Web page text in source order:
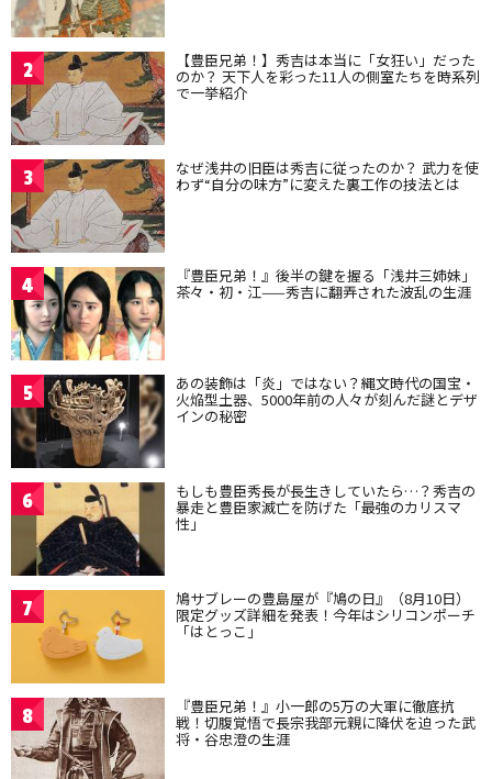
2 【豊臣兄弟！】秀吉は本当に「女狂い」だった
のか？ 天下人を彩った11人の側室たちを時系列
で一挙紹介
3 なぜ浅井の旧臣は秀吉に従ったのか？ 武力を使
わず“自分の味方”に変えた裏工作の技法とは
4 『豊臣兄弟！』後半の鍵を握る「浅井三姉妹」
茶々・初・江——秀吉に翻弄された波乱の生涯
5 あの装飾は「炎」ではない？縄文時代の国宝・
火焔型土器、5000年前の人々が刻んだ謎とデザ
インの秘密
6 もしも豊臣秀長が長生きしていたら…？秀吉の
暴走と豊臣家滅亡を防げた「最強のカリスマ
性」
7 鳩サブレーの豊島屋が『鳩の日』（8月10日）
限定グッズ詳細を発表！今年はシリコンポーチ
「はとっこ」
8 『豊臣兄弟！』小一郎の5万の大軍に徹底抗
戦！切腹覚悟で長宗我部元親に降伏を迫った武
将・谷忠澄の生涯